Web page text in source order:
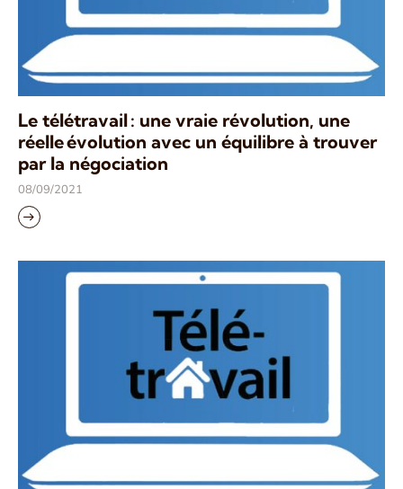
Le télétravail : une vraie révolution, une
réelle évolution avec un équilibre à trouver
par la négociation
08/09/2021